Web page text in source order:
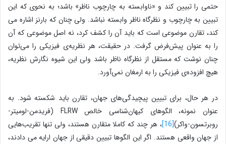
حتمی را تبیین کند و «ناوابسته به چارچوب ناظر» باشد؛ به نحوی که این
تبیین به چارچوب و نظرگاه ناظر وابسته نباشد. ولی چنان که بارنز اشاره می
کند، تقارن موضوعی است که باید آن را کشف کرد، نه اصل موضوعی که آن
را به عنوان پیش‌فرض گرفت. در حقیقت، هر نظریه‌ی فیزیکی را می‌توان
چنان نوشت که مستقل از نظرگاه ناظر باشد ولی این شیوه نگارش نظریه،
هیچ افزوده‌ی فیزیکی را به ارمغان نمی‌آورد.
در هر حال، برای تبیین پیچیدگی‌های جهان، تقارن باید شکسته شود. به
عنوان نمونه، الگوهای کیهان‌شناسی خالص FLRW (فریدمن-لومیتر-
روبرتسون-واکر)[16]
، هر چند که کاملا متقارن هستند، ولی تنها تقریب‌هایی
از جهان واقعی هستند. اگر این الگوها تبیین دقیقی از جهان ارایه می دادند،